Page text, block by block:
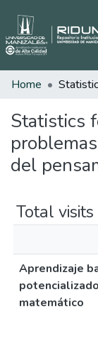
Home
Statistics
del
Total visits
Aprendizaje
matemático